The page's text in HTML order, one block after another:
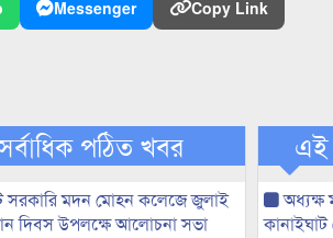
Messenger Copy Link
পঠিত খবর
সরকারি মদন মোহন কলেজে জুলাই
দিবস উপলক্ষে আলোচনা সভা
এই
অধ্যক্ষ